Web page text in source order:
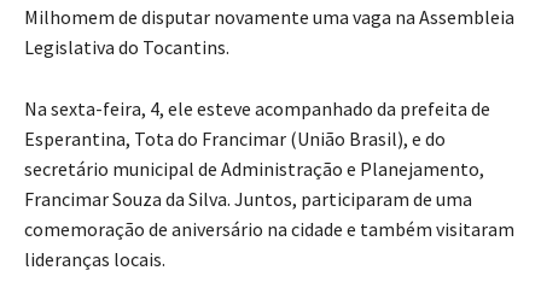
Milhomem de disputar novamente uma vaga na Assembleia
Legislativa do Tocantins.
Na sexta-feira, 4, ele esteve acompanhado da prefeita de
Esperantina, Tota do Francimar (União Brasil), e do
secretário municipal de Administração e Planejamento,
Francimar Souza da Silva. Juntos, participaram de uma
comemoração de aniversário na cidade e também visitaram
lideranças locais.